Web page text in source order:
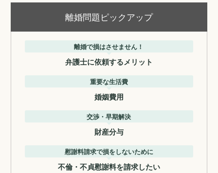
離婚問題ピックアップ
離婚で損はさせません！
弁護士に依頼するメリット
重要な生活費
婚姻費用
交渉・早期解決
財産分与
慰謝料請求で損をしないために
不倫・不貞慰謝料を請求したい